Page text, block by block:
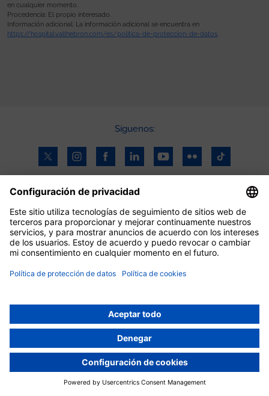
en cualquier momento.
Procedencia: El propio interesado.
Información adicional: La información adicional se encuentra en
https://hospital.vallhebron.com/es/politica-de-proteccion-de-datos
Síguenos:
934 893 000
Peu